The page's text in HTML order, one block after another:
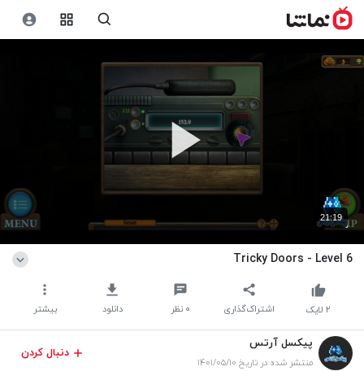
21:19
Tricky Doors - Level 6
اشتراک‌گذاری ۰ نظر دانلود بیشتر ۲ لایک
پیکسل آرتس
منتشر شده در تاریخ ۱۴۰۱/۰۵/۱۰
دنبال کردن